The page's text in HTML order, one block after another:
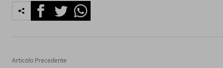
FacebookTwitterWhatsapp
Articolo Precedente